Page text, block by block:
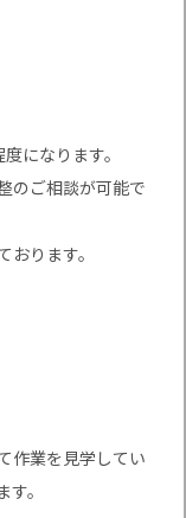
になります。
のご相談が可能で
ります。
作業を見学してい
。